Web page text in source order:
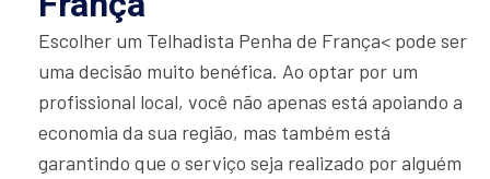
Escolher um Telhadista Penha de França< pode ser
uma decisão muito benéfica. Ao optar por um
profissional local, você não apenas está apoiando a
economia da sua região, mas também está
garantindo que o serviço seja realizado por alguém